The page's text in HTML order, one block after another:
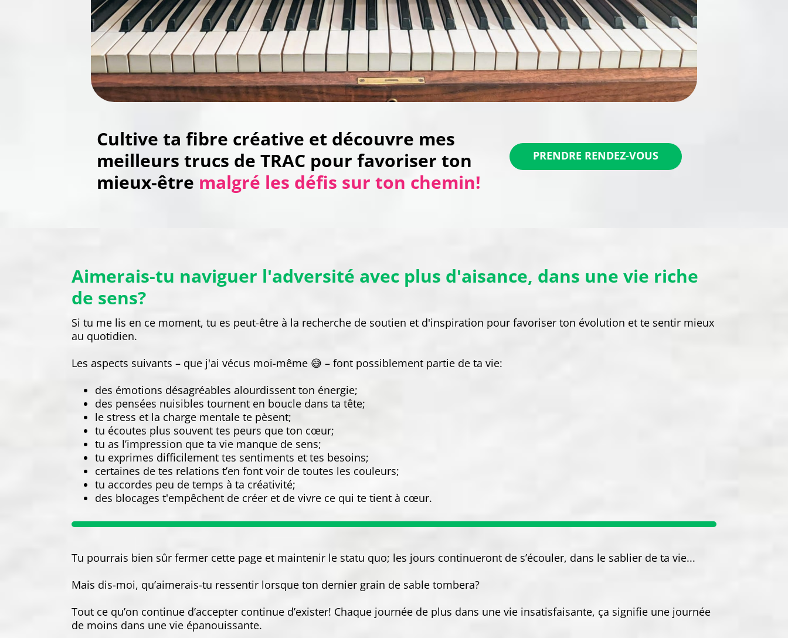
Cultive ta fibre créative et découvre mes
meilleurs trucs de TRAC pour favoriser ton
mieux-être malgré les défis sur ton chemin!
PRENDRE RENDEZ-VOUS
Aimerais-tu naviguer l'adversité avec plus d'aisance, dans une vie riche
de sens?
Si tu me lis en ce moment, tu es peut-être à la recherche de soutien et d'inspiration pour favoriser ton évolution et te sentir mieux
au quotidien.
Les aspects suivants – que j'ai vécus moi-même 😅 – font possiblement partie de ta vie:
des émotions désagréables alourdissent ton énergie;
des pensées nuisibles tournent en boucle dans ta tête;
le stress et la charge mentale te pèsent;
tu écoutes plus souvent tes peurs que ton cœur;
tu as l’impression que ta vie manque de sens;
tu exprimes difficilement tes sentiments et tes besoins;
certaines de tes relations t’en font voir de toutes les couleurs;
tu accordes peu de temps à ta créativité;
des blocages t'empêchent de créer et de vivre ce qui te tient à cœur.
Tu pourrais bien sûr fermer cette page et maintenir le statu quo; les jours continueront de s’écouler, dans le sablier de ta vie...
Mais dis-moi, qu’aimerais-tu ressentir lorsque ton dernier grain de sable tombera?
Tout ce qu’on continue d’accepter continue d’exister! Chaque journée de plus dans une vie insatisfaisante, ça signifie une journée
de moins dans une vie épanouissante.